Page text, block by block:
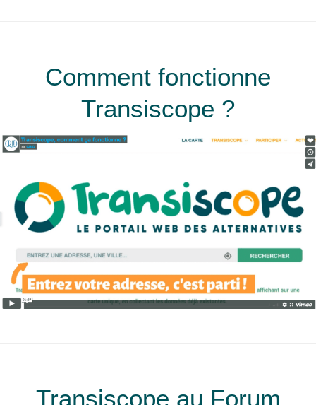
Comment fonctionne
Transiscope ?
Transiscope au Forum